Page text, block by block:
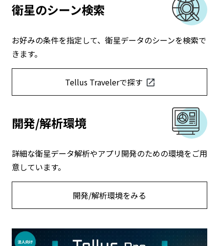
衛星のシーン検索
お好みの条件を指定して、衛星データのシーンを検索で
きます。
Tellus Travelerで探す
開発/解析環境
詳細な衛星データ解析やアプリ開発のための環境をご用
意しています。
開発/解析環境をみる